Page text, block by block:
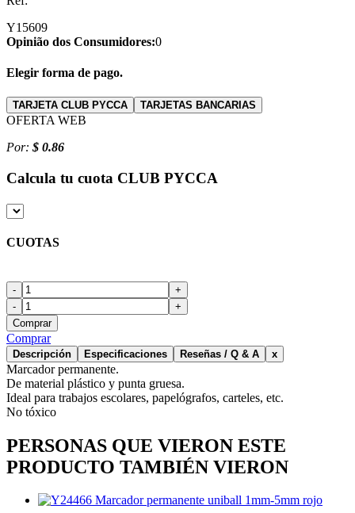
Y15609
Opinião dos Consumidores:0
Elegir forma de pago.
TARJETA CLUB PYCCA TARJETAS BANCARIAS
OFERTA WEB
Por: $ 0.86
Calcula tu cuota CLUB PYCCA
CUOTAS
-
+
-
+
Comprar
Comprar
Descripción Especificaciones Reseñas / Q & A x
Marcador permanente.
De material plástico y punta gruesa.
Ideal para trabajos escolares, papelógrafos, carteles, etc.
No tóxico
PERSONAS QUE VIERON ESTE
PRODUCTO TAMBIÉN VIERON
Marcador permanente uniball 1mm-5mm rojo